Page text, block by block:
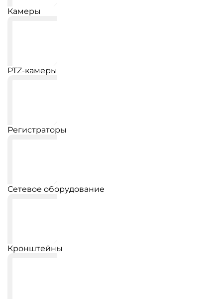
Камеры
PTZ-камеры
Регистраторы
Сетевое оборудование
Кронштейны